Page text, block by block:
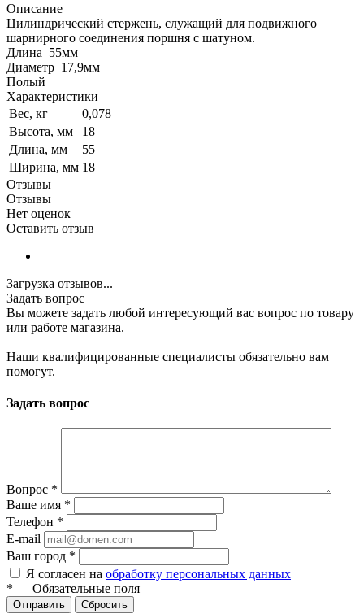
Описание
Цилиндрический стержень, служащий для подвижного
шарнирного соединения поршня с шатуном.
Длина 55мм
Диаметр 17,9мм
Полый
Характеристики
Вес, кг
0,078
Высота, мм
18
Длина, мм
55
Ширина, мм 18
Отзывы
Отзывы
Нет оценок
Оставить отзыв
Загрузка отзывов...
Задать вопрос
Вы можете задать любой интересующий вас вопрос по товару
или работе магазина.
Наши квалифицированные специалисты обязательно вам
помогут.
Задать вопрос
Вопрос *
Ваше имя *
Телефон *
E-mail
Ваш город *
Я согласен на обработку персональных данных
* — Обязательные поля
Сбросить